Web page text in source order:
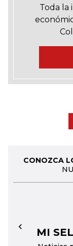
Toda la
CONOZCA
MI
←